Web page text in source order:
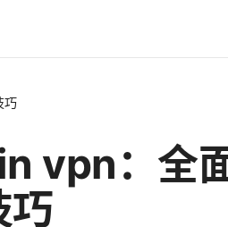
巧
vpn：全面
巧